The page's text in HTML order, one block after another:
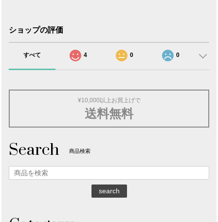
ショップの評価
すべて 4 0 0
¥10,000以上お買上げで
送料無料
Search 商品検索
search